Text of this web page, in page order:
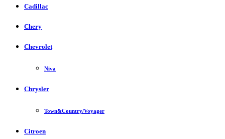
Cadillac
Chery
Chevrolet
Niva
Chrysler
Town&Country/Voyager
Citroen